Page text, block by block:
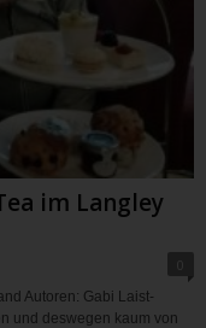
im Langley
Autoren: Gabi Laist-
und deswegen kaum von